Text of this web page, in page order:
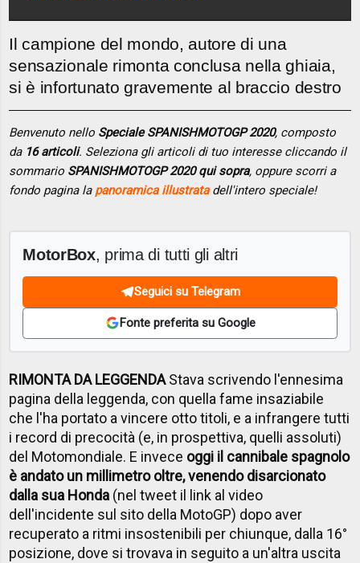
Il campione del mondo, autore di una
sensazionale rimonta conclusa nella ghiaia,
si è infortunato gravemente al braccio destro
Benvenuto nello Speciale SPANISHMOTOGP 2020, composto
da 16 articoli. Seleziona gli articoli di tuo interesse cliccando il
sommario SPANISHMOTOGP 2020 qui sopra, oppure scorri a
fondo pagina la panoramica illustratadell'intero speciale!
MotorBox, prima di tutti gli altri
Seguici su Telegram
Fonte preferita su Google
RIMONTA DA LEGGENDAStava scrivendo l'ennesima
pagina della leggenda, con quella fame insaziabile
che l'ha portato a vincere otto titoli, e a infrangere tutti
i record di precocità (e, in prospettiva, quelli assoluti)
del Motomondiale. E invece oggi il cannibale spagnolo
è andato un millimetro oltre, venendo disarcionato
dalla sua Honda (nel tweet il link al video
dell'incidente sul sito della MotoGP) dopo aver
recuperato a ritmi insostenibili per chiunque, dalla 16°
posizione, dove si trovava in seguito a un'altra uscita